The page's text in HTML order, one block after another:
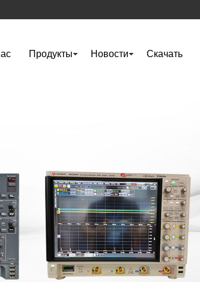
Продукты Новости Скачать